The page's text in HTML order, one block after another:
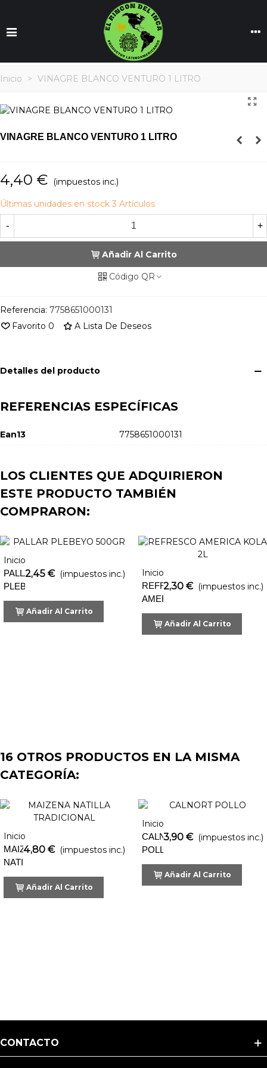
Inicio > VINAGRE BLANCO VENTURO 1 LITRO
VINAGRE BLANCO VENTURO 1 LITRO
4,40 € (impuestos inc.)
Últimas unidades en stock 3 Artículos
- +
Añadir Al Carrito
Código QR
Referencia: 7758651000131
Favorito 0 A Lista De Deseos
Detalles del producto
REFERENCIAS ESPECÍFICAS
Ean13 7758651000131
LOS CLIENTES QUE ADQUIRIERON
ESTE PRODUCTO TAMBIÉN
COMPRARON:
Inicio
PALLAR
PLEBEYO
500GR
2,45 € (impuestos inc.)
Añadir Al Carrito
Inicio
REFRESCO
AMERICA
KOLA
2,30 € (impuestos inc.)
Añadir Al Carrito
16 OTROS PRODUCTOS EN LA MISMA
CATEGORÍA:
Inicio
MAIZENA
NATILLA
TRADICIONAL
4,80 € (impuestos inc.)
Añadir Al Carrito
Inicio
CALNORT
POLLO
3,90 € (impuestos inc.)
Añadir Al Carrito
CONTACTO